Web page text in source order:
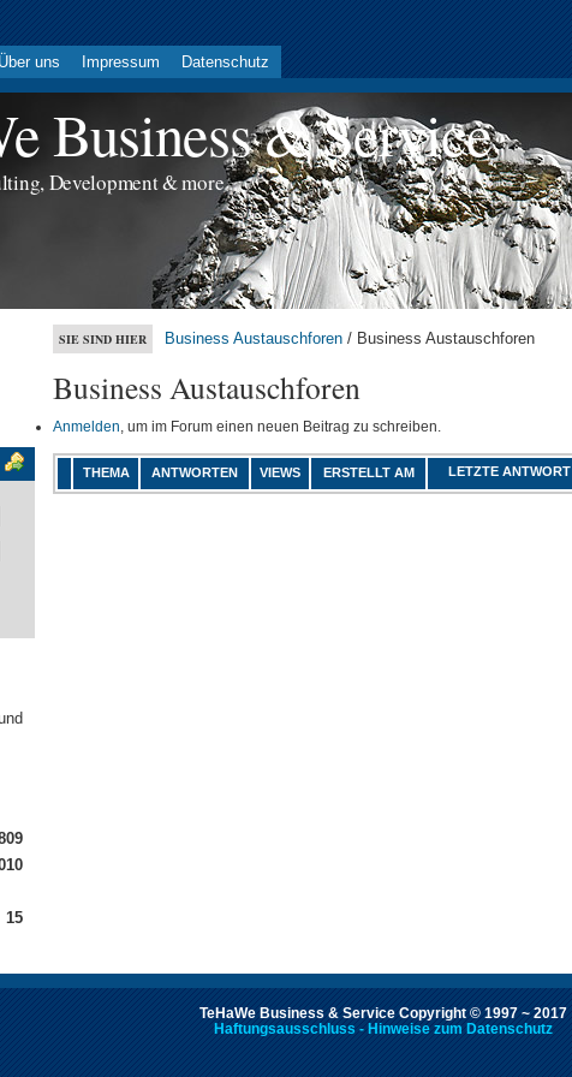
Über uns Impressum Datenschutz
Business & Service
Development & more...
15
SIE SIND HIER Business Austauschforen / Business Austauschforen
Business Austauschforen
Anmelden, um im Forum einen neuen Beitrag zu schreiben.
THEMA ANTWORTEN VIEWS ERSTELLT AM LETZTE ANTWORT
TeHaWe Business & Service Copyright © 1997 ~ 2017
Haftungsausschluss - Hinweise zum Datenschutz